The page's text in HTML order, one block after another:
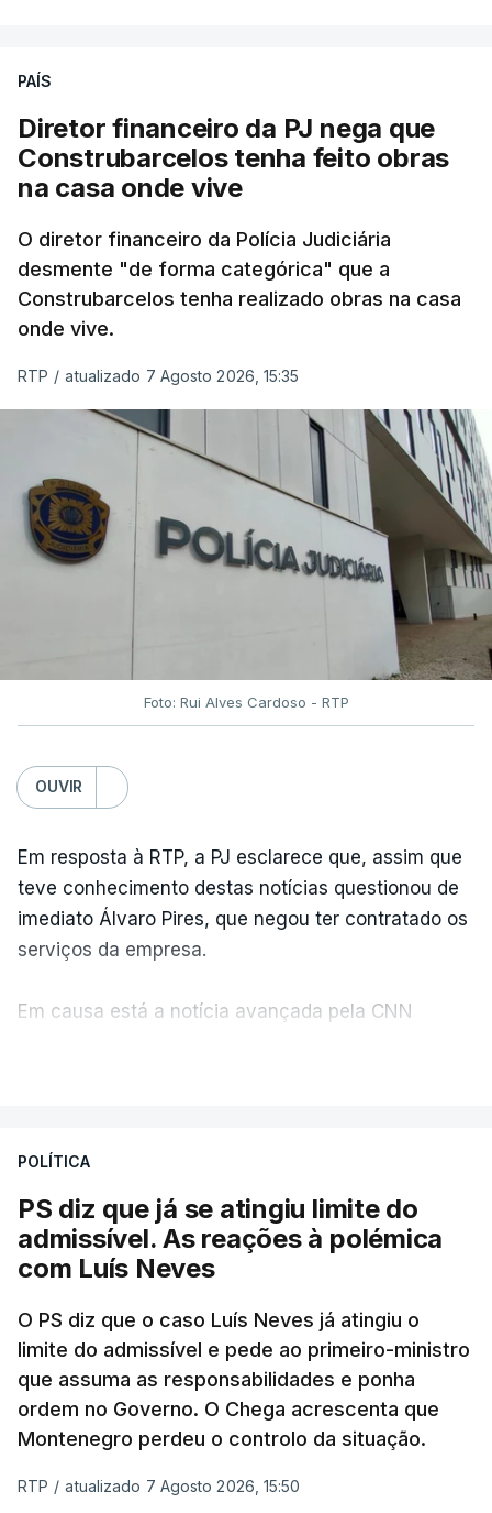
PAÍS
Diretor financeiro da PJ nega que
Construbarcelos tenha feito obras
na casa onde vive
O diretor financeiro da Polícia Judiciária
desmente "de forma categórica" que a
Construbarcelos tenha realizado obras na casa
onde vive.
RTP / atualizado 7 Agosto 2026, 15:35
Foto: Rui Alves Cardoso - RTP
OUVIR
Em resposta à RTP, a PJ esclarece que, assim que
teve conhecimento destas notícias questionou de
imediato Álvaro Pires, que negou ter contratado os
serviços da empresa.
Em causa está a notícia avançada pela CNN
abertura de qualquer processo disciplinar, por não
ter qualquer elemento que indicie a realização
dessas obras.
Empreiteiro da
Construbarcelos também
fez obras na casa do diretor
financeiro da PJ
atualizado 7 Agosto 2026, 14:25
POLÍTICA
PS diz que já se atingiu limite do
admissível. As reações à polémica
com Luís Neves
O PS diz que o caso Luís Neves já atingiu o
limite do admissível e pede ao primeiro-ministro
que assuma as responsabilidades e ponha
ordem no Governo. O Chega acrescenta que
Montenegro perdeu o controlo da situação.
RTP / atualizado 7 Agosto 2026, 15:50